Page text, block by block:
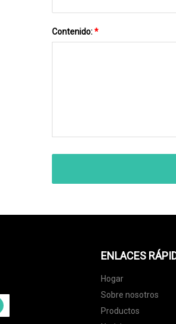
Contenido:*
ENLACES
Hogar
Sobre nosotros
Productos